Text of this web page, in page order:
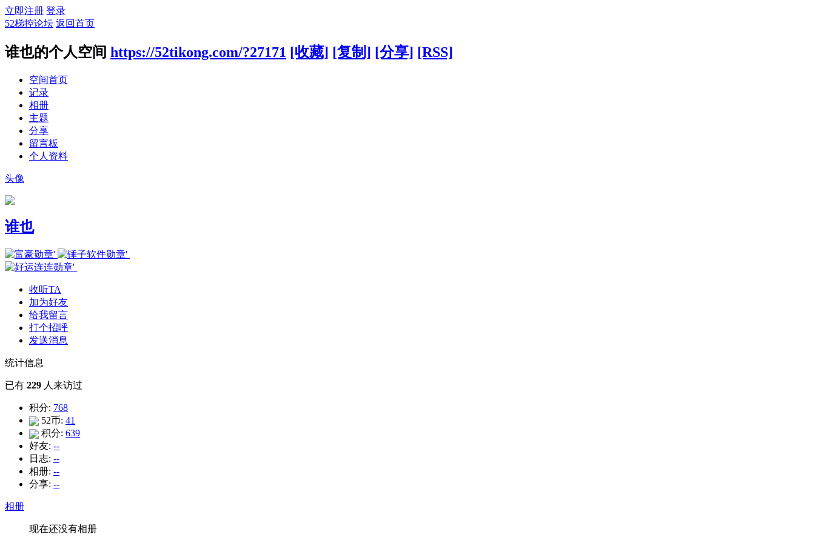
立即注册 登录
52梯控论坛 返回首页
谁也的个人空间 https://52tikong.com/?27171 [收藏] [复制] [分享] [RSS]
空间首页
记录
相册
主题
分享
留言板
个人资料
头像
谁也
收听TA
加为好友
给我留言
打个招呼
发送消息
统计信息
已有 229 人来访过
积分: 768
52币: 41
积分: 639
好友: --
日志: --
相册: --
分享: --
相册
现在还没有相册